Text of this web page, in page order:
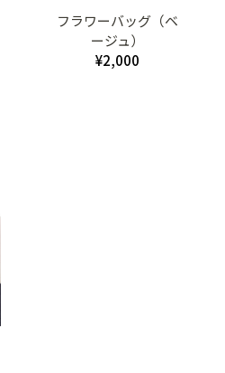
フラワーバッグ（ベ
ージュ）
¥2,000